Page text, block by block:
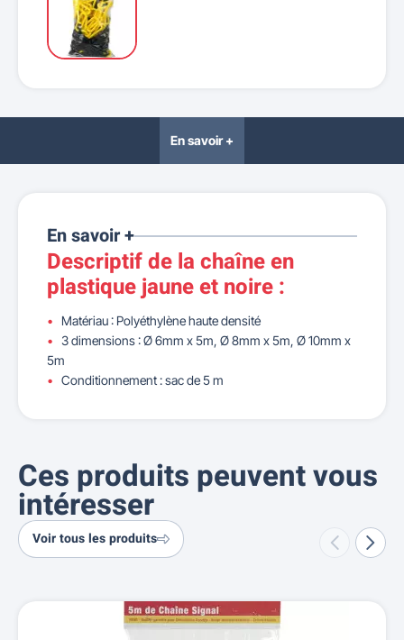
En savoir +
En savoir +
Descriptif de la chaîne en
plastique jaune et noire :
Matériau : Polyéthylène haute densité
3 dimensions :Ø 6mm x 5m, Ø 8mm x 5m, Ø 10mm x
5m
Conditionnement : sac de 5 m
Ces produits peuvent vous
intéresser
Voir tous les produits